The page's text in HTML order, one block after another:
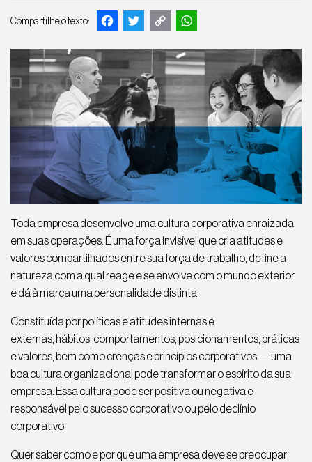
Compartilhe o texto: Facebook
Twitter
Copy
Link
WhatsApp
Toda empresa desenvolve uma cultura corporativa enraizada
em suas operações. É uma força invisível que cria atitudes e
valores compartilhados entre sua força de trabalho, define a
natureza com a qual reage e se envolve com o mundo exterior
e dá à marca uma personalidade distinta.
Constituída por políticas e atitudes internas e
externas, hábitos, comportamentos, posicionamentos, práticas
e valores, bem como crenças e princípios corporativos — uma
boa cultura organizacional pode transformar o espírito da sua
empresa. Essa cultura pode ser positiva ou negativa e
responsável pelo sucesso corporativo ou pelo declínio
corporativo.
Quer saber como e por que uma empresa deve se preocupar